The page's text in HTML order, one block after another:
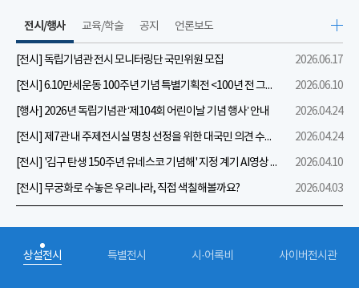
전시/행사
[전시] 독립기념관 전시 모니터링단 국민위원 모집
2026.06.17
[전시] 6.10만세운동 100주년 기념 특별기획전 <100년 전 그날을 보다: 6.10만세운동>
2026.06.10
[행사] 2026년 독립기념관 ‘제104회 어린이날 기념 행사’ 안내
2026.04.24
[전시] 제7관 내 주제전시실 명칭 선정을 위한 대국민 의견 수렴 실시
2026.04.24
[전시] '김구 탄생 150주년 유네스코 기념해' 지정 계기 AI영상 국민공모 개최 안내
2026.04.10
[전시] 무궁화로 수놓은 우리나라, 직접 색칠해볼까요?
2026.04.03
교육/학술 공지 언론보도
상설전시 특별전시 시·어록비 사이버전시관